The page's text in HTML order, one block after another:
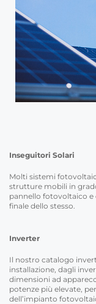
Inseguitori Solari
Molti sistemi
strutture mobili in
pannello fotovoltaico
finale dello stesso.
Inverter
Il nostro catalogo
installazione, dagli
dimensioni ad
potenze più elevate,
dell’impianto